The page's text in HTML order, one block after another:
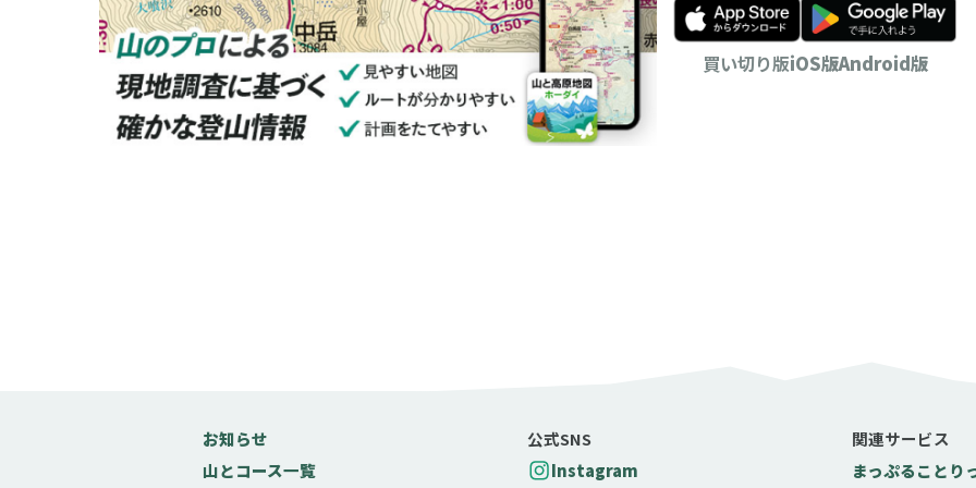
買い切り版iOS版Android版
お知らせ
山とコース一覧
公式SNS
Instagram
関連サービス
まっぷることり